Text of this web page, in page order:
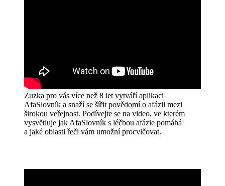
Zuzka pro vás více než 8 let vytváří aplikaci
AfaSlovník a snaží se šířit povědomí o afázii mezi
širokou veřejnost. Podívejte se na video, ve kterém
vysvětluje jak AfaSlovník s léčbou afázie pomáhá
a jaké oblasti řeči vám umožní procvičovat.